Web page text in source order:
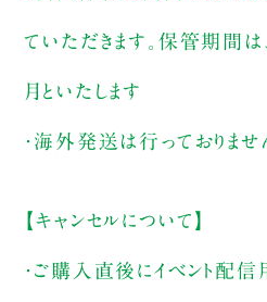
ていただきます。保管期間は
月といたします
・海外発送は行っておりませ
【キャンセルについて】
・ご購入直後にイベント配